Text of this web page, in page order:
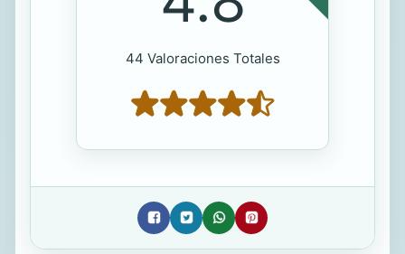
44 Valoraciones Totales